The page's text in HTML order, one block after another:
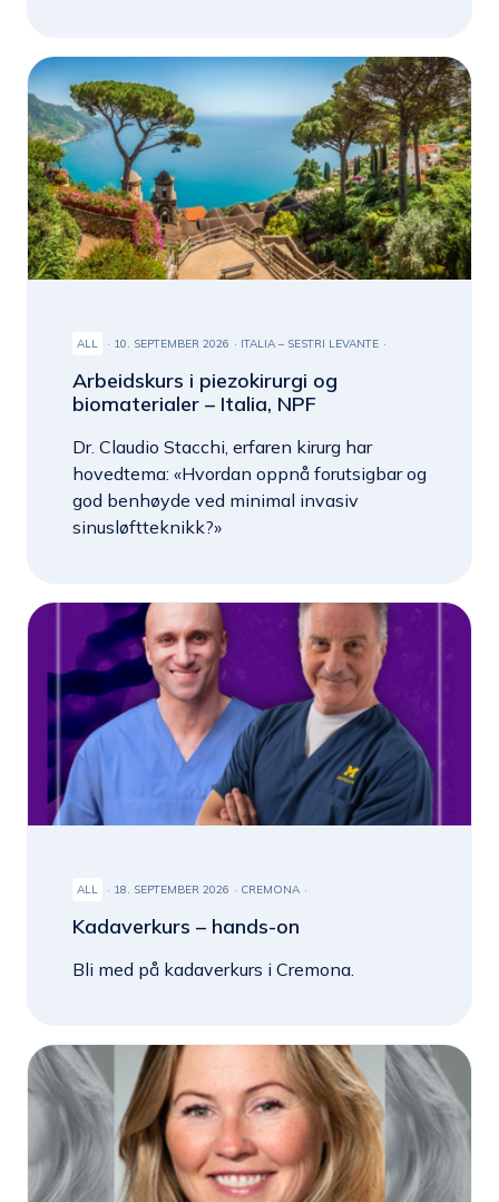
ALL 10. SEPTEMBER 2026 ITALIA – SESTRI LEVANTE
Arbeidskurs i piezokirurgi og
biomaterialer – Italia, NPF
Dr. Claudio Stacchi, erfaren kirurg har
hovedtema: «Hvordan oppnå forutsigbar og
god benhøyde ved minimal invasiv
sinusløftteknikk?»
ALL 18. SEPTEMBER 2026 CREMONA
Kadaverkurs – hands-on
Bli med på kadaverkurs i Cremona.